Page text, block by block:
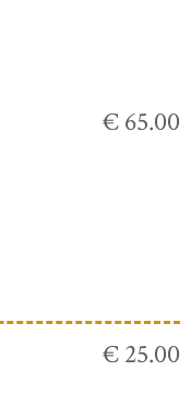
€ 65.00
€ 25.00